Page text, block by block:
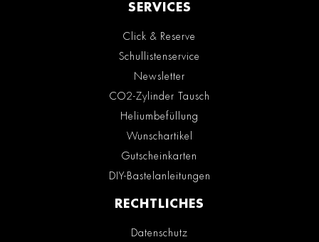
SERVICES
Click & Reserve
Schullistenservice
Newsletter
CO2-Zylinder Tausch
Heliumbefüllung
Wunschartikel
Gutscheinkarten
DIY-Bastelanleitungen
RECHTLICHES
Datenschutz